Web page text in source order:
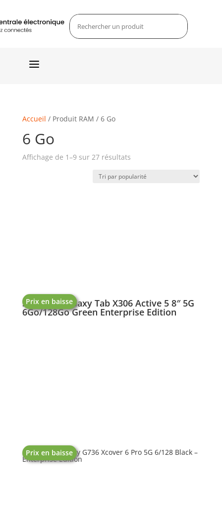
a
Accueil / Produit RAM / 6 Go
6 Go
Affichage de 1–9 sur 27 résultats
Prix en baisse
Samsung Galaxy Tab X306 Active 5 8″ 5G
6Go/128Go Green Enterprise Edition
Prix en baisse
SAMSUNG Galaxy G736 Xcover 6 Pro 5G 6/128 Black –
Enterprise Edition